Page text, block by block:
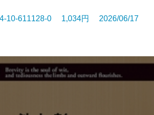
10-611128-0 1,034円 2026/06/17